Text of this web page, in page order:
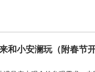
和小安澜玩（附春节开